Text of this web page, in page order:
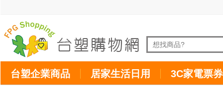
台塑企業商品 居家生活日用 3C家電票券